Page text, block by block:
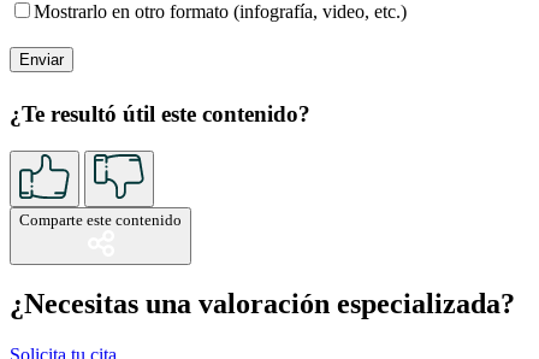
Mostrarlo en otro formato (infografía, video, etc.)
¿Te resultó útil este contenido?
Comparte este contenido
¿Necesitas una valoración especializada?